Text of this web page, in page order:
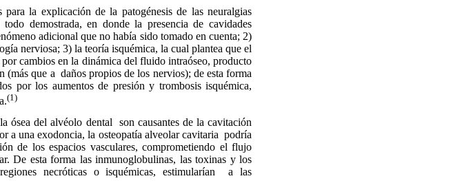
la explicación de la patogénesis de las neuralgias
demostrada, en donde la presencia de cavidades
adicional que no había sido tomado en cuenta; 2)
nerviosa; 3) la teoría isquémica, la cual plantea que el
cambios en la dinámica del fluido intraóseo, producto
(más que a daños propios de los nervios); de esta forma
por los aumentos de presión y trombosis isquémica,
(1)
ósea del alvéolo dental
son causantes de la cavitación
a una exodoncia, la osteopatía alveolar cavitaria podría
de los espacios vasculares, comprometiendo el flujo
De esta forma las inmunoglobulinas, las toxinas y los
necróticas o isquémicas, estimularían
a las